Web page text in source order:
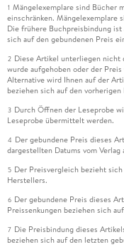
1 Mängelexemplare sind Bücher
einschränken. Mängelexemplare
Die frühere Buchpreisbindung ist
sich auf den gebundenen Preis
2 Diese Artikel unterliegen nicht
wurde aufgehoben oder der
Alternative wird Ihnen auf der
beziehen sich auf den vorherigen
3 Durch Öffnen der Leseprobe
Leseprobe übermittelt werden.
4 Der gebundene Preis dieses
dargestellten Datums vom Verlag
5 Der Preisvergleich bezieht
Herstellers.
6 Der gebundene Preis dieses
Preissenkungen beziehen sich
7 Die Preisbindung dieses
beziehen sich auf den letzten